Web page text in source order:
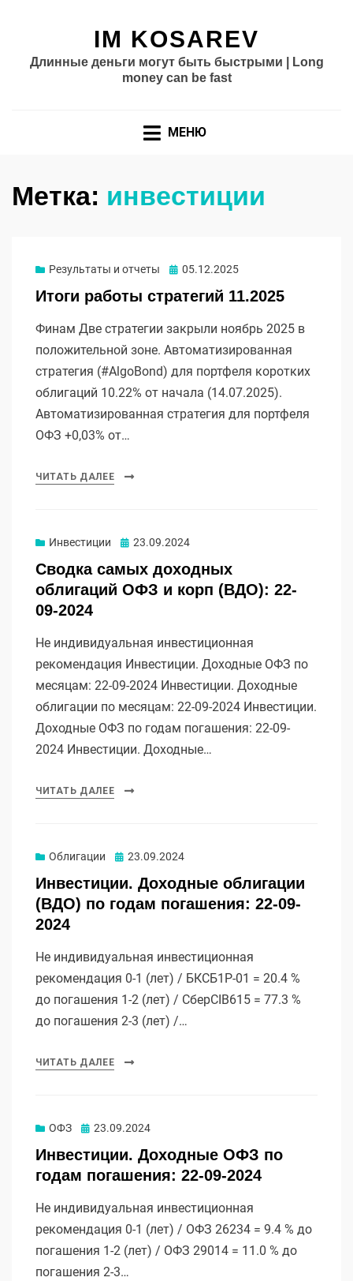
IM KOSAREV
Длинные деньги могут быть быстрыми | Long
money can be fast
МЕНЮ
Метка: инвестиции
Результаты и отчеты Опубликовано
05.12.2025
Итоги работы стратегий 11.2025
Финам Две стратегии закрыли ноябрь 2025 в
положительной зоне. Автоматизированная
стратегия (#AlgoBond) для портфеля коротких
облигаций 10.22% от начала (14.07.2025).
Автоматизированная стратегия для портфеля
ОФЗ +0,03% от…
ЧИТАТЬ ДАЛЕЕ
Инвестиции Опубликовано
23.09.2024
Сводка самых доходных
облигаций ОФЗ и корп (ВДО): 22-
09-2024
Не индивидуальная инвестиционная
рекомендация Инвестиции. Доходные ОФЗ по
месяцам: 22-09-2024 Инвестиции. Доходные
облигации по месяцам: 22-09-2024 Инвестиции.
Доходные ОФЗ по годам погашения: 22-09-
2024 Инвестиции. Доходные…
ЧИТАТЬ ДАЛЕЕ
Облигации Опубликовано
23.09.2024
Инвестиции. Доходные облигации
(ВДО) по годам погашения: 22-09-
2024
Не индивидуальная инвестиционная
рекомендация 0-1 (лет) / БКСБ1Р-01 = 20.4 %
до погашения 1-2 (лет) / СберСIB615 = 77.3 %
до погашения 2-3 (лет) /…
ЧИТАТЬ ДАЛЕЕ
ОФЗ Опубликовано
23.09.2024
Инвестиции. Доходные ОФЗ по
годам погашения: 22-09-2024
Не индивидуальная инвестиционная
рекомендация 0-1 (лет) / ОФЗ 26234 = 9.4 % до
погашения 1-2 (лет) / ОФЗ 29014 = 11.0 % до
погашения 2-3…